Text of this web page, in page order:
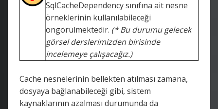
SqlCacheDependency sınıfına ait nesne
örneklerinin kullanılabileceği
öngörülmektedir. (* Bu durumu gelecek
görsel derslerimizden birisinde
incelemeye çalışacağız.)
Cache nesnelerinin bellekten atılması zamana,
dosyaya bağlanabileceği gibi, sistem
kaynaklarının azalması durumunda da